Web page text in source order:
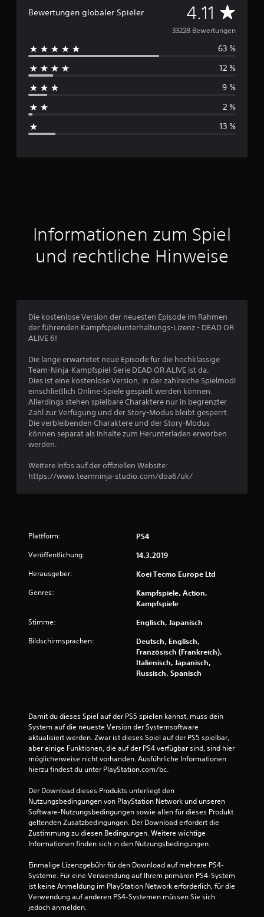
Bewertungen globaler Spieler 4.11 D
u
r
c
h
s
h
t
t
i
c
e
B
e
w
t
:
1
o
n
5
S
t
r
n
e
33228 Bewertungen
63 %
12 %
9 %
2 %
13 %
Informationen zum Spiel
und rechtliche Hinweise
Die kostenlose Version der neuesten Episode im Rahmen
der führenden Kampfspielunterhaltungs-Lizenz - DEAD OR
ALIVE 6!
Die lange erwartetet neue Episode für die hochklassige
Team-Ninja-Kampfspiel-Serie DEAD OR ALIVE ist da.
Dies ist eine kostenlose Version, in der zahlreiche Spielmodi
einschließlich Online-Spiele gespielt werden können.
Allerdings stehen spielbare Charaktere nur in begrenzter
Zahl zur Verfügung und der Story-Modus bleibt gesperrt.
Die verbleibenden Charaktere und der Story-Modus
können separat als Inhalte zum Herunterladen erworben
werden.
Weitere Infos auf der offiziellen Website:
https://www.teamninja-studio.com/doa6/uk/
Plattform: PS4
Veröffentlichung: 14.3.2019
Herausgeber: Koei Tecmo Europe Ltd
Genres:
Kampfspiele, Action,
Kampfspiele
Stimme: Englisch, Japanisch
Bildschirmsprachen:
Deutsch, Englisch,
Französisch (Frankreich),
Italienisch, Japanisch,
Russisch, Spanisch
Damit du dieses Spiel auf der PS5 spielen kannst, muss dein
System auf die neueste Version der Systemsoftware
aktualisiert werden. Zwar ist dieses Spiel auf der PS5 spielbar,
aber einige Funktionen, die auf der PS4 verfügbar sind, sind hier
möglicherweise nicht vorhanden. Ausführliche Informationen
hierzu findest du unter PlayStation.com/bc.
Der Download dieses Produkts unterliegt den
Nutzungsbedingungen von PlayStation Network und unseren
Software-Nutzungsbedingungen sowie allen für dieses Produkt
geltenden Zusatzbedingungen. Der Download erfordert die
Zustimmung zu diesen Bedingungen. Weitere wichtige
Informationen finden sich in den Nutzungsbedingungen.
Einmalige Lizenzgebühr für den Download auf mehrere PS4-
Systeme. Für eine Verwendung auf Ihrem primären PS4-System
ist keine Anmeldung im PlayStation Network erforderlich, für die
Verwendung auf anderen PS4-Systemen müssen Sie sich
jedoch anmelden.